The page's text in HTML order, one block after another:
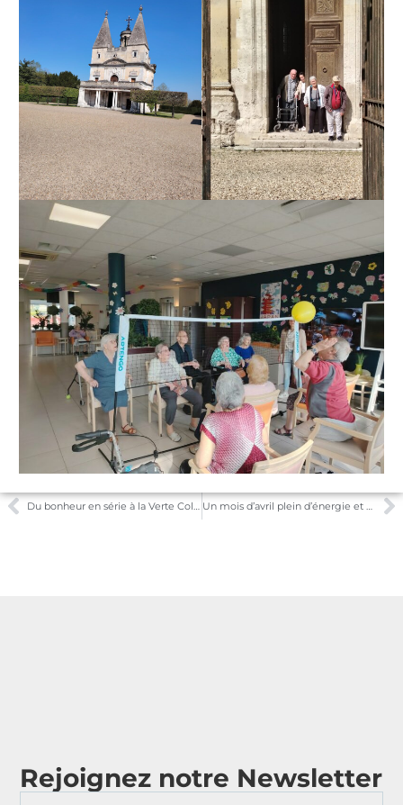
Du bonheur en série à la Verte Colline Un mois d’avril plein d’énergie et de gourmandise à la Verte Colline
Rejoignez notre Newsletter